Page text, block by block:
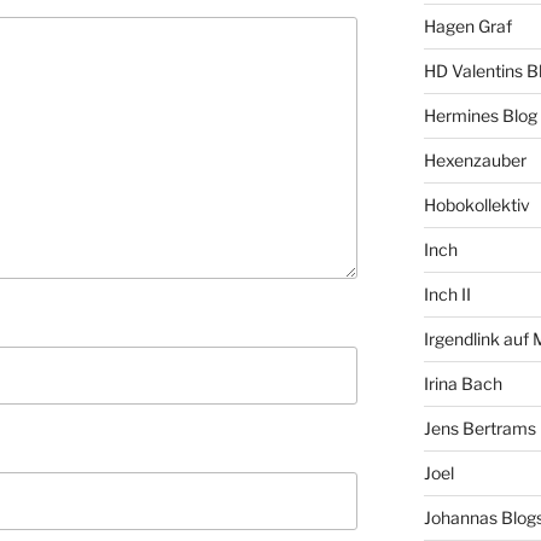
Hagen Graf
HD Valentins
Hermines Blog
Hexenzauber
Hobokollektiv
Inch
Inch II
Irgendlink auf
Irina Bach
Jens Bertrams
Joel
Johannas